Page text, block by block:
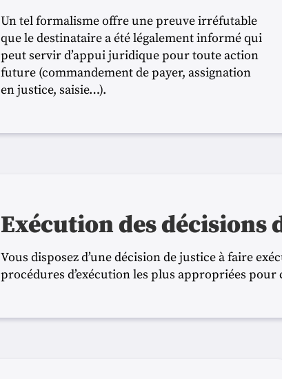
Un tel formalisme offre une preuve irréfutable
que le destinataire a été légalement informé qui
peut servir d’appui juridique pour toute action
future (commandement de payer, assignation
en justice, saisie…).
Exécution des décisions
Vous disposez d’une décision de justice à faire
procédures d’exécution les plus appropriées